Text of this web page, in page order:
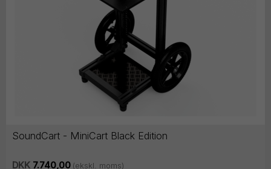
SoundCart - MiniCart Black Edition
DKK 7.740,00 (ekskl. moms)